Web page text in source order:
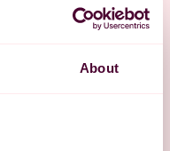
About